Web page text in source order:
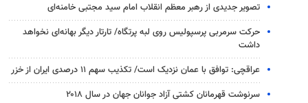
تصویر جدیدی از رهبر معظم انقلاب امام سید مجتبی خامنه‌ای
حرکت سرمربی پرسپولیس روی لبه پرتگاه/ تارتار دیگر بهانه‌ای نخواهد
داشت
عراقچی: توافق با عمان نزدیک است/ تکذیب سهم ۱۱ درصدی ایران از خزر
سرنوشت قهرمانان کشتی آزاد جوانان جهان در سال ۲۰۱۸